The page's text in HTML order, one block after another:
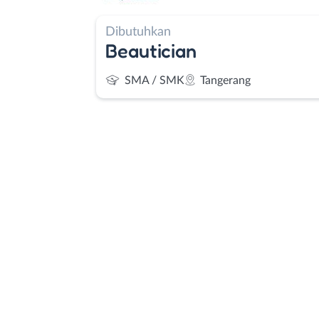
Dibutuhkan
Beautician
SMA / SMK Tangerang